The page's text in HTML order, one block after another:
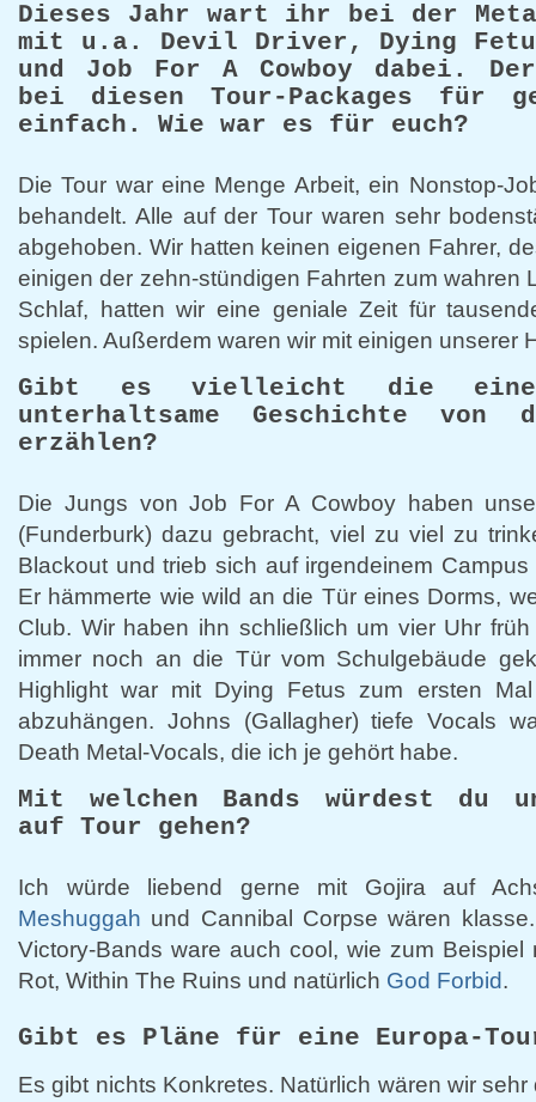
Dieses Jahr wart ihr bei der
mit u.a. Devil Driver, Dying
und Job For A Cowboy dabei.
bei diesen Tour-Packages für
einfach. Wie war es für euch?
Die Tour war eine Menge Arbeit, ein Nonstop-
behandelt. Alle auf der Tour waren sehr
abgehoben. Wir hatten keinen eigenen Fahrer,
einigen der zehn-stündigen Fahrten zum wahren
Schlaf, hatten wir eine geniale Zeit für
spielen. Außerdem waren wir mit einigen unserer
Gibt es vielleicht die eine
unterhaltsame Geschichte von
erzählen?
Die Jungs von Job For A Cowboy haben
(Funderburk) dazu gebracht, viel zu viel zu
Blackout und trieb sich auf irgendeinem
Er hämmerte wie wild an die Tür eines Dorms,
Club. Wir haben ihn schließlich um vier Uhr
immer noch an die Tür vom Schulgebäude
Highlight war mit Dying Fetus zum ersten
abzuhängen. Johns (Gallagher) tiefe Vocals
Death Metal-Vocals, die ich je gehört habe.
Mit welchen Bands würdest du
auf Tour gehen?
Ich würde liebend gerne mit Gojira auf
Meshuggah und Cannibal Corpse wären
Victory-Bands ware auch cool, wie zum Beispiel
Rot, Within The Ruins und natürlich God Forbid.
Gibt es Pläne für eine Europa-
Es gibt nichts Konkretes. Natürlich wären wir